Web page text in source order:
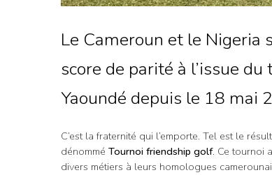
Le Cameroun et le Nigeria
score de parité à l’issue
Yaoundé depuis le 18 mai
C’est la fraternité qui l’emporte. Tel est le
dénommé Tournoi friendship golf. Ce tournoi
divers métiers à leurs homologues